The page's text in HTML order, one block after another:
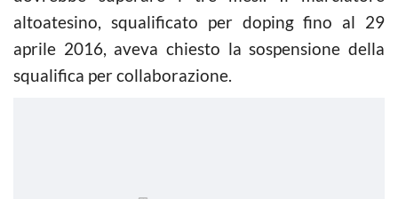
altoatesino, squalificato per doping fino al 29
aprile 2016, aveva chiesto la sospensione della
squalifica per collaborazione.